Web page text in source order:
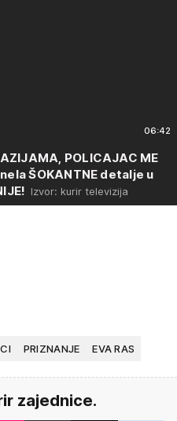
06:42
POLICAJAC ME
ŠOKANTNE detalje u
Izvor: kurir televizija
PRIZNANJE EVA RAS
zajednice.